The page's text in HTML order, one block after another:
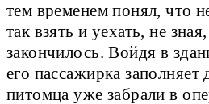
тем временем понял, что
так взять и уехать, не
закончилось. Войдя в
его пассажирка заполняет
питомца уже забрали в